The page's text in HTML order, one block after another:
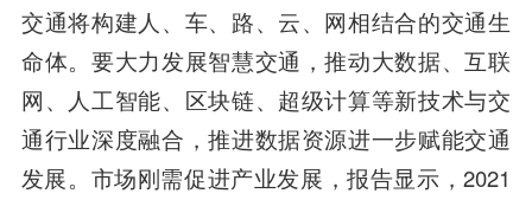
交通将构建人、车、路、云、网相结合的交通生
命体。要大力发展智慧交通，推动大数据、互联
网、人工智能、区块链、超级计算等新技术与交
通行业深度融合，推进数据资源进一步赋能交通
发展。市场刚需促进产业发展，报告显示，2021